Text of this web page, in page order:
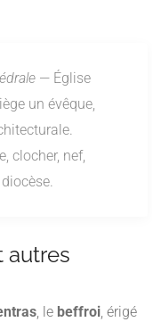
— Église
un évêque,
clocher, nef,
autres
, le beffroi, érigé